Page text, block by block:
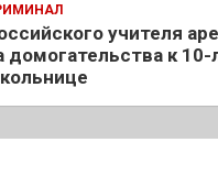
учителя
домогательства к 10-